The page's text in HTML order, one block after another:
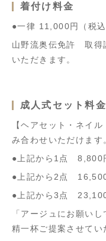
着付け料金
●一律 11,000円（税込
山野流奥伝免許 取得
いただきます。
成人式セット料金
【ヘアセット・ネイ
み合わせいただけます
●上記から1点 8,800
●上記から2点 16,500
●上記から3点 23,100
「アージュにお願い
精一杯ご提案させてい